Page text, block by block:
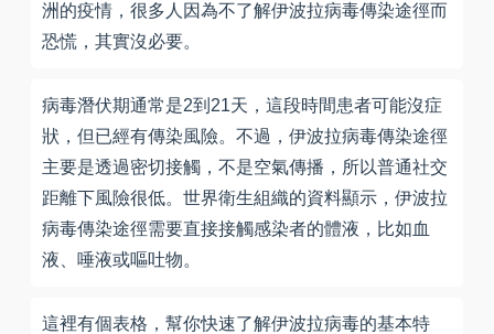
洲的疫情，很多人因為不了解伊波拉病毒傳染途徑而
恐慌，其實沒必要。
病毒潛伏期通常是2到21天，這段時間患者可能沒症
狀，但已經有傳染風險。不過，伊波拉病毒傳染途徑
主要是透過密切接觸，不是空氣傳播，所以普通社交
距離下風險很低。世界衛生組織的資料顯示，伊波拉
病毒傳染途徑需要直接接觸感染者的體液，比如血
液、唾液或嘔吐物。
這裡有個表格，幫你快速了解伊波拉病毒的基本特